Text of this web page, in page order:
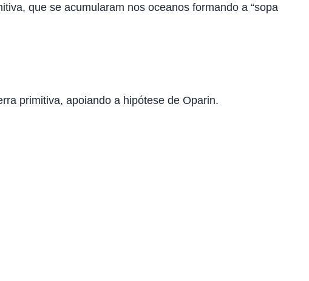
que se acumularam nos oceanos formando a “sopa
primitiva, apoiando a hipótese de Oparin.